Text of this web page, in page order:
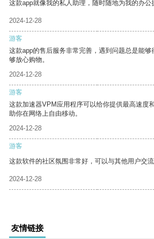
这款app就像我的私人助理，随时随地为我的办公
2024-12-28
游客
这款app的售后服务非常完善，遇到问题总是能
够放心购物。
2024-12-28
游客
这款加速器VPM应用程序可以给你提供最高速度
助你在网络上自由移动。
2024-12-28
游客
这款软件的社区氛围非常好，可以与其他用户交流
2024-12-28
友情链接